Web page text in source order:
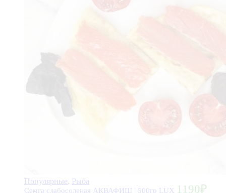
Популярные, Рыба
Семга слабосоленая АКВАФИШ | 500гр LUX 1190₽